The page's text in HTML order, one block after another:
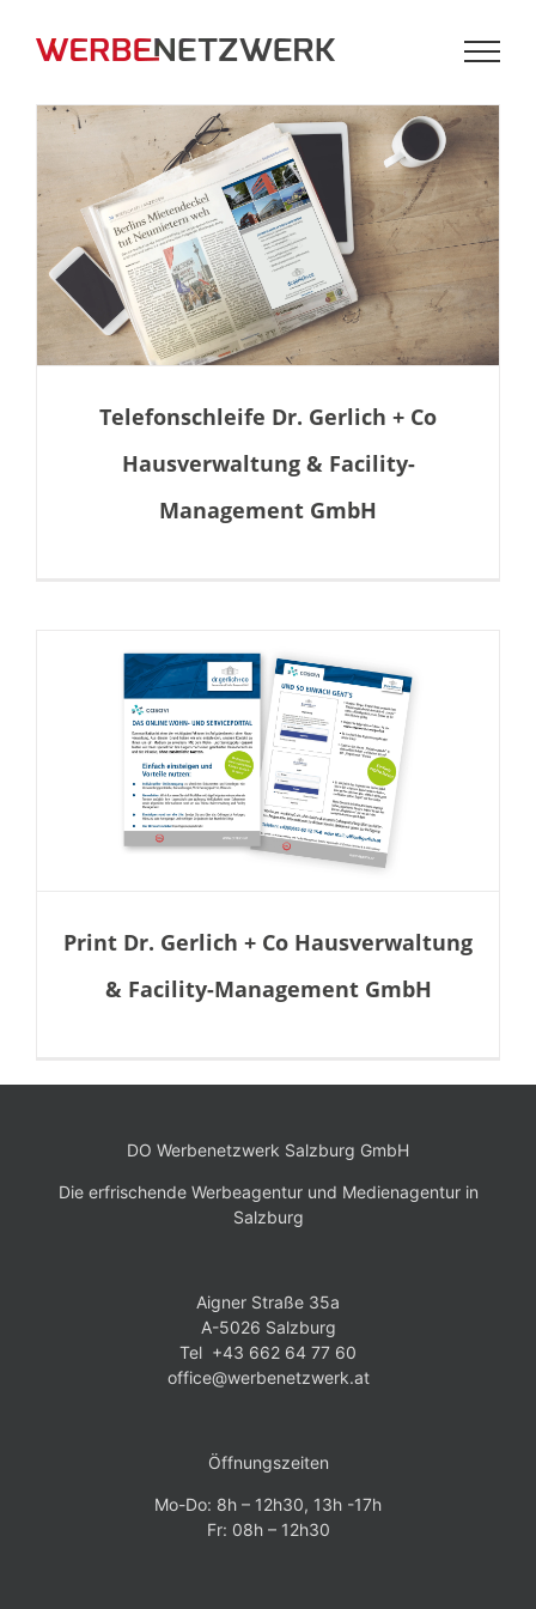
Inhalt
Telefonschleife Dr. Gerlich + Co
Hausverwaltung & Facility-
Management GmbH
Print Dr. Gerlich + Co Hausverwaltung
& Facility-Management GmbH
DO Werbenetzwerk Salzburg GmbH
Die erfrischende Werbeagentur und Medienagentur in
Salzburg
Aigner Straße 35a
A-5026 Salzburg
Tel +43 662 64 77 60
office@werbenetzwerk.at
Öffnungszeiten
Mo-Do: 8h – 12h30, 13h -17h
Fr: 08h – 12h30